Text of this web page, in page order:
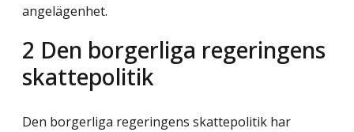
angelägenhet.
2 Den borgerliga regeringens
skattepolitik
Den borgerliga regeringens skattepolitik har